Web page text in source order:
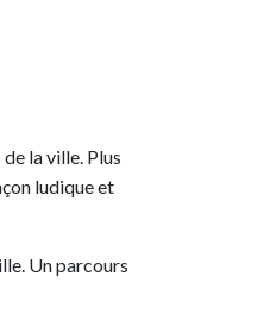
la ville. Plus
ludique et
Un parcours